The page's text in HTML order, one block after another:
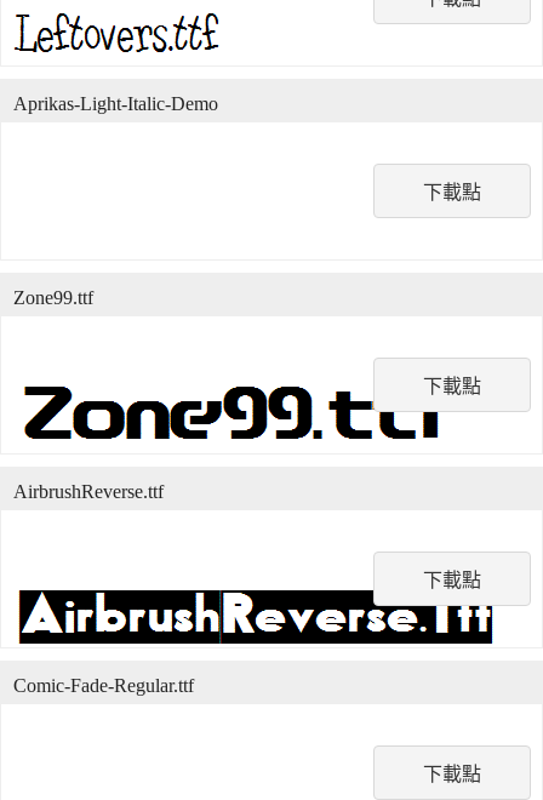
下載點
Aprikas-Light-Italic-Demo
下載點
Zone99.ttf
下載點
AirbrushReverse.ttf
下載點
Comic-Fade-Regular.ttf